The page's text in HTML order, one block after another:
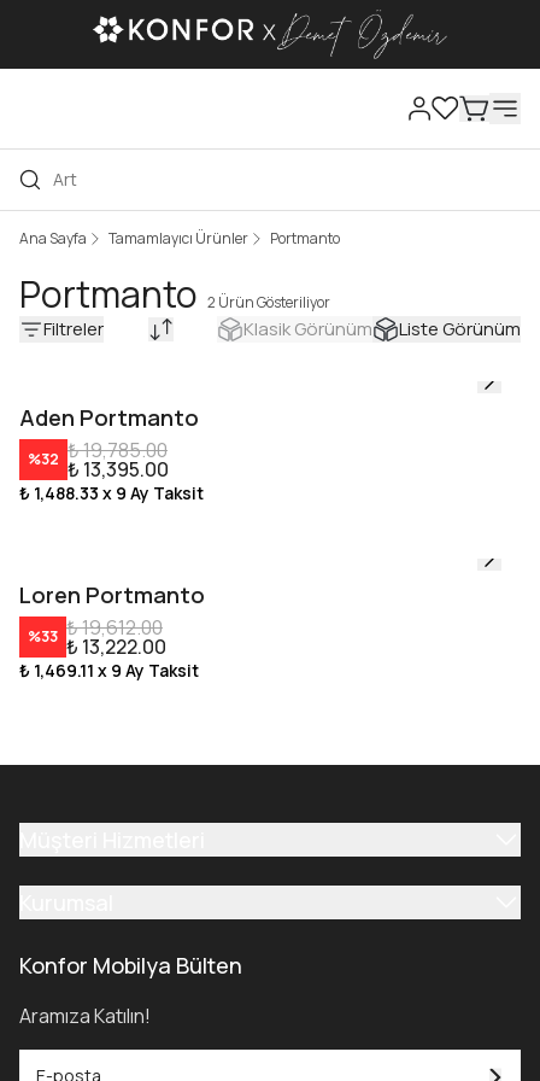
Ana Sayfa Tamamlayıcı Ürünler Portmanto
Portmanto 2 Ürün Gösteriliyor
Filtreler Klasik Görünüm Liste Görünüm
Aden Portmanto
%32 ₺ 19,785.00
₺ 13,395.00
₺ 1,488.33 x 9 Ay Taksit
Loren Portmanto
%33 ₺ 19,612.00
₺ 13,222.00
₺ 1,469.11 x 9 Ay Taksit
Konfor Mobilya Bülten
Aramıza Katılın!